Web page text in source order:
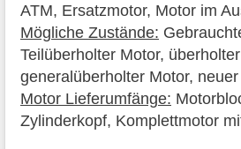
ATM, Ersatzmotor, Motor im
Mögliche Zustände:
Teilüberholter Motor,
generalüberholter Motor, neuer
Motor Lieferumfänge:
Zylinderkopf, Komplettmotor